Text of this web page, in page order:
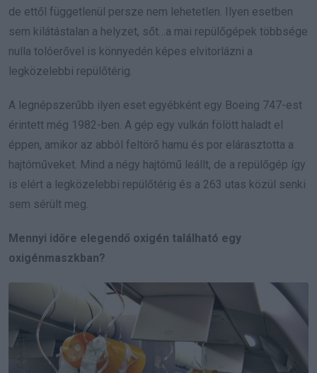
de ettől függetlenül persze nem lehetetlen. Ilyen esetben
sem kilátástalan a helyzet, sőt…a mai repülőgépek többsége
nulla tolóerővel is könnyedén képes elvitorlázni a
legközelebbi repülőtérig.
A legnépszerűbb ilyen eset egyébként egy Boeing 747-est
érintett még 1982-ben. A gép egy vulkán fölött haladt el
éppen, amikor az abból feltörő hamu és por elárasztotta a
hajtóműveket. Mind a négy hajtómű leállt, de a repülőgép így
is elért a legközelebbi repülőtérig és a 263 utas közül senki
sem sérült meg.
Mennyi időre elegendő oxigén található egy
oxigénmaszkban?